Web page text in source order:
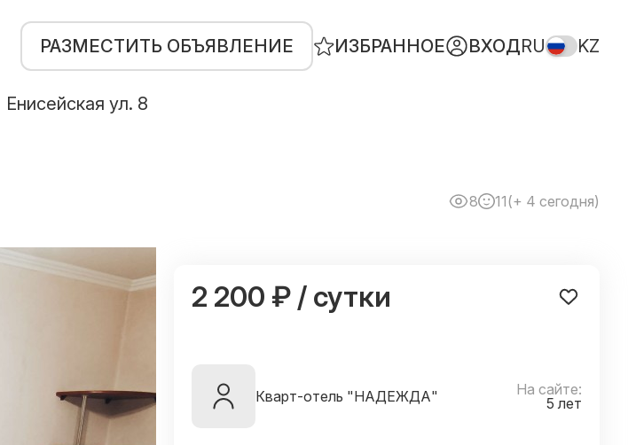
РАЗМЕСТИТЬ ОБЪЯВЛЕНИЕ ИЗБРАННОЕ ВХОДRU KZ
Енисейская ул. 8
8 11(+ 4 сегодня)
2 200 ₽ / сутки
Кварт-отель "НАДЕЖДА"
На сайте:
5 лет